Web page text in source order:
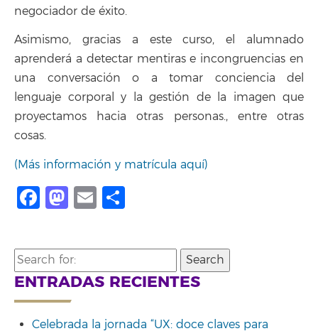
negociador de éxito.
Asimismo, gracias a este curso, el alumnado
aprenderá a detectar mentiras e incongruencias en
una conversación o a tomar conciencia del
lenguaje corporal y la gestión de la imagen que
proyectamos hacia otras personas., entre otras
cosas.
(Más información y matrícula aquí)
Facebook
Mastodon
Email
Search
for:
ENTRADAS RECIENTES
Celebrada la jornada “UX: doce claves para